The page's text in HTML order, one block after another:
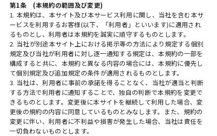
第1条 (本規約の範囲及び変更)
1. 本規約は、本サイト及び本サービス利用に関し、当社を含む本サ
ービスを利用するお客様(以下、「利用者」といいます)に適用され
るものとし、利用者は本規約を誠実に順守するものとします。
2. 当社が別途本サイト上における掲示等の方法により規定する個別
規定及び当社が利用者に対し逐一通知する規定は、本規約の一部を
構成すると共に、本規約と異なる内容の場合には、本規約に優先し
て個別規定及び追加規定の条件が適用されるものとします。
3. 当社は、利用者に事前の承諾を得ることなく、当社が適当と判断
する方法で利用者に通知することで、独自の判断で本規約を変更で
きるものとします。変更後に本サイトを継続して利用した場合、変
更後の規約の内容に同意しているものとみなします。また、規約の
変更に伴い、利用者に不利益や損害が発生した場合、当社は責任を
一切負わないものとします。